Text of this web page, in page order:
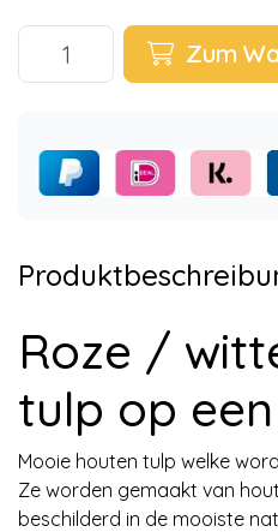
Zum
Roze /
tulp op
Mooie houten tulp welke
Ze worden gemaakt van
beschilderd in de mooiste